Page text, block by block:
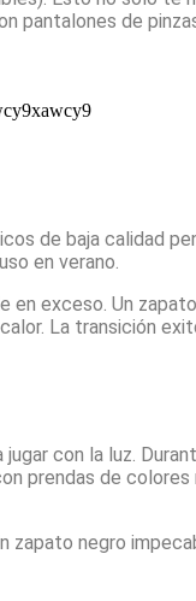
pantalones de
de baja calidad
en verano.
exceso. Un
La transición
jugar con la luz.
prendas de
negro